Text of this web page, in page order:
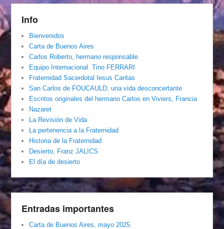
Info
Bienvenidos
Carta de Buenos Aires
Carlos Roberto, hermano responsable
Equipo Internacional. Tino FERRARI
Fraternidad Sacerdotal Iesus Caritas
San Carlos de FOUCAULD, una vida desconcertante
Escritos originales del hermano Carlos en Viviers, Francia
Nazaret
La Revisión de Vida
La pertenencia a la Fraternidad
Historia de la Fraternidad
Desierto, Franz JALICS
El día de desierto
Entradas importantes
Carta de Buenos Aires, mayo 2025